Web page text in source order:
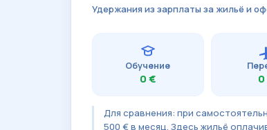
Удержания из зарплаты за жильё и
Обучение
0 €
Для сравнения: при
500 € в месяц. Здесь жильё